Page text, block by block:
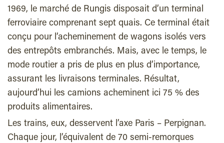
1969, le marché de Rungis disposait d’un terminal
ferroviaire comprenant sept quais. Ce terminal était
conçu pour l’acheminement de wagons isolés vers
des entrepôts embranchés. Mais, avec le temps, le
mode routier a pris de plus en plus d’importance,
assurant les livraisons terminales. Résultat,
aujourd’hui les camions acheminent ici 75 % des
produits alimentaires.
Les trains, eux, desservent l’axe Paris – Perpignan.
Chaque jour, l’équivalent de 70 semi-remorques